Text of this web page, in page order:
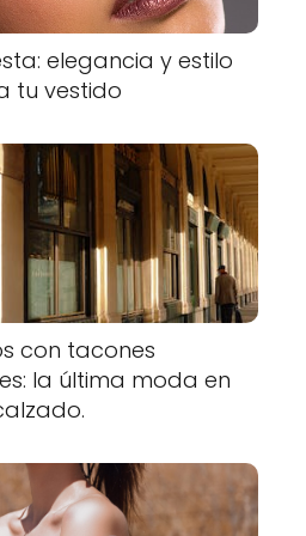
elegancia y estilo
tu vestido
con tacones
la última moda en